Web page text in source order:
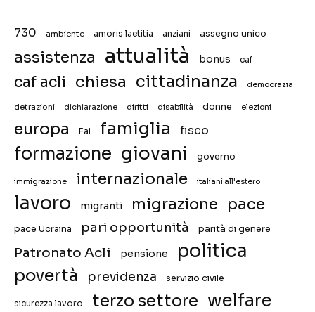
730 ambiente amoris laetitia anziani assegno unico
assistenza attualità bonus caf
caf acli chiesa cittadinanza democrazia
detrazioni dichiarazione diritti disabilità donne elezioni
europa Fai famiglia fisco
formazione giovani governo
immigrazione internazionale italiani all'estero
lavoro migranti migrazione pace
pace Ucraina pari opportunità parità di genere
Patronato Acli pensione politica
povertà previdenza servizio civile
sicurezza lavoro terzo settore welfare